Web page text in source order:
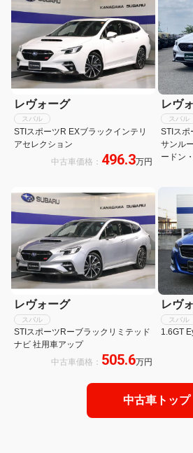
レヴォーグ
スバル
STIスポーツR EXブラックインテリ
アセレクション
中古車価格： 496.3万円
レヴ
スバル
STIスポ
サンル
ードン
ー・
ラー・
プラス
レヴォーグ
スバル
STIスポーツRーブラックリミテッド
ナビ 社用車アップ
中古車価格： 505.6万円
レヴ
スバル
1.6GT
中古車トップ